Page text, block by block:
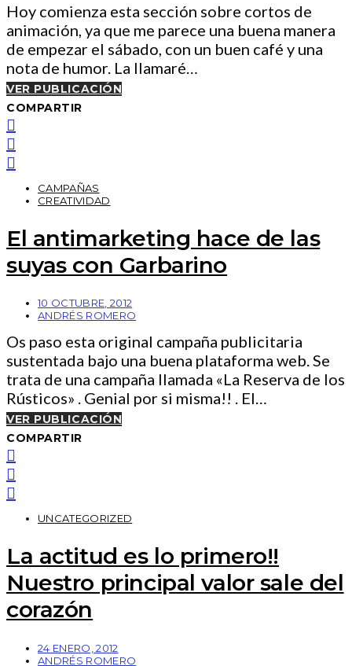
Hoy comienza esta sección sobre cortos de
animación, ya que me parece una buena manera
de empezar el sábado, con un buen café y una
nota de humor. La llamaré…
VER PUBLICACIÓN
COMPARTIR
CAMPAÑAS
CREATIVIDAD
El antimarketing hace de las
suyas con Garbarino
10 OCTUBRE, 2012
ANDRÉS ROMERO
Os paso esta original campaña publicitaria
sustentada bajo una buena plataforma web. Se
trata de una campaña llamada «La Reserva de los
Rústicos» . Genial por si misma!! . El…
VER PUBLICACIÓN
COMPARTIR
UNCATEGORIZED
La actitud es lo primero!!
Nuestro principal valor sale del
corazón
24 ENERO, 2012
ANDRÉS ROMERO